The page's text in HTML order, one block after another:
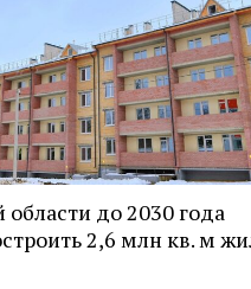
до 2030 года
2,6 млн кв. м